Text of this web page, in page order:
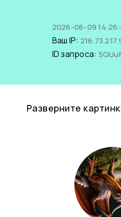
2026-08-09
Ваш IP:
ID запроса:
Разверните